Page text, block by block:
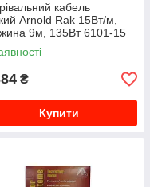
кабель
Arnold Rak 15Вт/м,
9м, 135Вт 6101-15
₴
Купити